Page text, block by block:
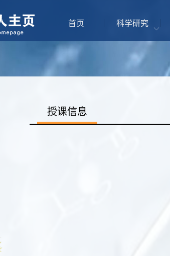
首页
科学研究
授课信息